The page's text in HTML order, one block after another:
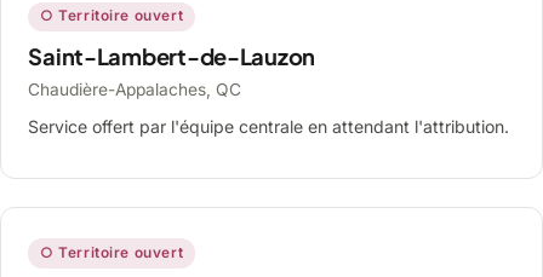
○ Territoire ouvert
Saint-Lambert-de-Lauzon
Chaudière-Appalaches, QC
Service offert par l'équipe centrale en attendant l'attribution.
○ Territoire ouvert